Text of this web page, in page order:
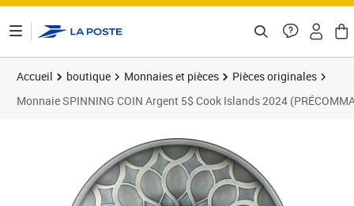
Accueil boutique Monnaies et pièces
Pièces originales
Monnaie SPINNING COIN Argent 5$ Cook Islands 2024